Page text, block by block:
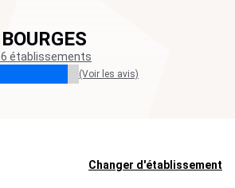
établissements
(Voir les avis)
Changer d'établissement